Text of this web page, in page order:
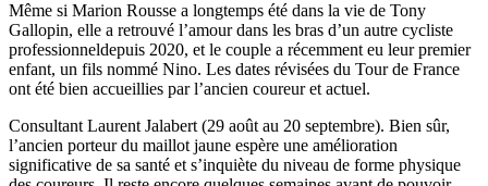
Même si Marion Rousse a longtemps été dans la vie de Tony
Gallopin, elle a retrouvé l’amour dans les bras d’un autre cycliste
professionneldepuis 2020, et le couple a récemment eu leur premier
enfant, un fils nommé Nino. Les dates révisées du Tour de France
ont été bien accueillies par l’ancien coureur et actuel.
Consultant Laurent Jalabert (29 août au 20 septembre). Bien sûr,
l’ancien porteur du maillot jaune espère une amélioration
significative de sa santé et s’inquiète du niveau de forme physique